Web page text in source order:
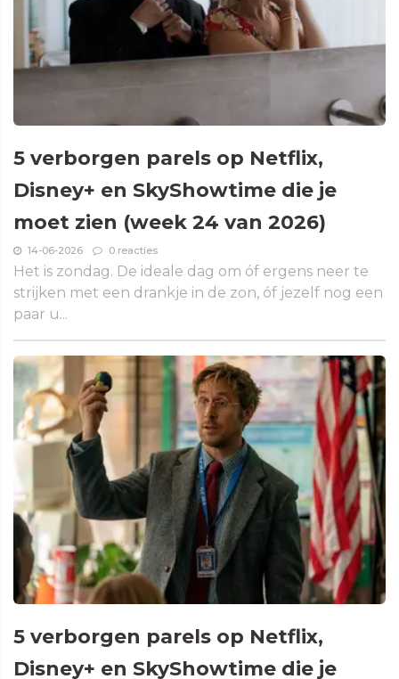
5 verborgen parels op Netflix,
Disney+ en SkyShowtime die je
moet zien (week 24 van 2026)
14-06-2026 0 reacties
Het is zondag. De ideale dag om óf ergens neer te
strijken met een drankje in de zon, óf jezelf nog een
paar u...
5 verborgen parels op Netflix,
Disney+ en SkyShowtime die je